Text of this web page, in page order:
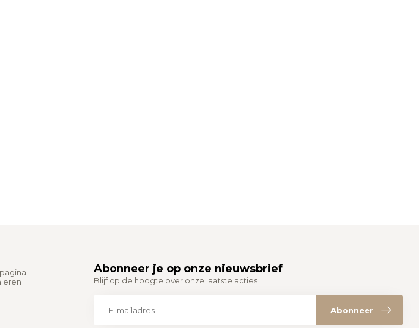
Abonneer je op onze nieuwsbrief
Blijf op de hoogte over onze laatste acties
Abonneer